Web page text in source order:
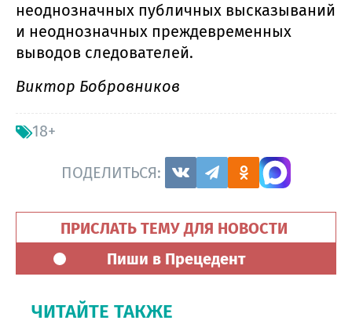
неоднозначных публичных высказываний
и неоднозначных преждевременных
выводов следователей.
Виктор Бобровников
18+
ПОДЕЛИТЬСЯ:
ПРИСЛАТЬ ТЕМУ ДЛЯ НОВОСТИ
Пиши в Прецедент
ЧИТАЙТЕ ТАКЖЕ